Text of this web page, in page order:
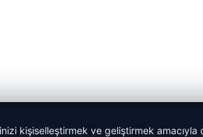
kişiselleştirmek ve geliştirmek amacıyla